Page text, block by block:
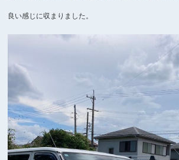
良い感じに収まりました。